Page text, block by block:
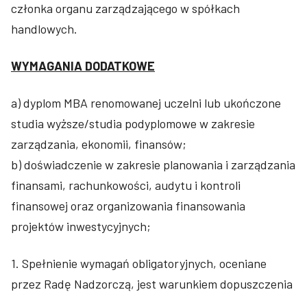
członka organu zarządzającego w spółkach
handlowych.
WYMAGANIA DODATKOWE
a) dyplom MBA renomowanej uczelni lub ukończone
studia wyższe/studia podyplomowe w zakresie
zarządzania, ekonomii, finansów;
b) doświadczenie w zakresie planowania i zarządzania
finansami, rachunkowości, audytu i kontroli
finansowej oraz organizowania finansowania
projektów inwestycyjnych;
1. Spełnienie wymagań obligatoryjnych, oceniane
przez Radę Nadzorczą, jest warunkiem dopuszczenia